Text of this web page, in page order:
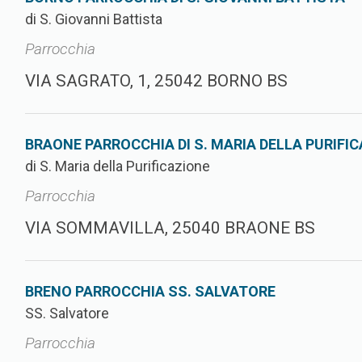
di S. Giovanni Battista
Parrocchia
VIA SAGRATO, 1, 25042 BORNO BS
BRAONE PARROCCHIA DI S. MARIA DELLA
di S. Maria della Purificazione
Parrocchia
VIA SOMMAVILLA, 25040 BRAONE BS
BRENO PARROCCHIA SS. SALVATORE
SS. Salvatore
Parrocchia